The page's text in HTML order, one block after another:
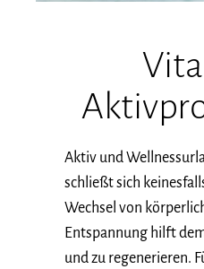
Aktiv und
schließt sich
Wechsel von
Entspannung hilft
und zu regenerieren.